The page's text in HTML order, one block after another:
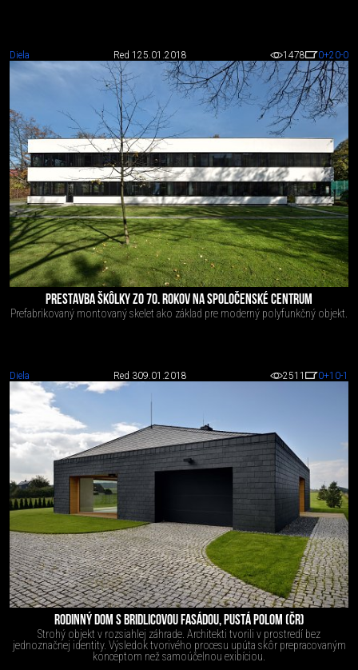
Diela Red 1 25.01.2018 1478 0+20-0
PRESTAVBA ŠKÔLKY ZO 70. ROKOV NA SPOLOČENSKÉ CENTRUM
Prefabrikovaný montovaný skelet ako základ pre moderný polyfunkčný objekt.
Diela Red 309.01.2018 2511 0+10-1
RODINNÝ DOM S BRIDLICOVOU FASÁDOU, PUSTÁ POLOM (ČR)
Strohý objekt v rozsiahlej záhrade. Architekti tvorili v prostredí bez
jednoznačnej identity. Výsledok tvorivého procesu upúta skôr prepracovaným
konceptom než samoúčelnou exibíciou.